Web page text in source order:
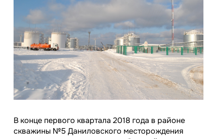
В конце первого квартала 2018 года в районе
скважины №5 Даниловского месторождения